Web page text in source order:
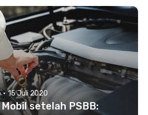
· 15 Juli 2020
setelah PSBB: